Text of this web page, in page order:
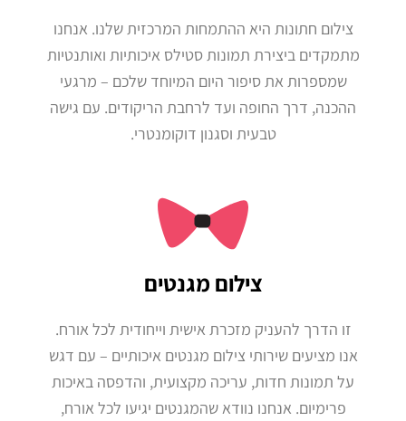
צילום חתונות היא ההתמחות המרכזית שלנו. אנחנו
מתמקדים ביצירת תמונות סטילס איכותיות ואותנטיות
שמספרות את סיפור היום המיוחד שלכם – מרגעי
ההכנה, דרך החופה ועד לרחבת הריקודים. עם גישה
טבעית וסגנון דוקומנטרי.
צילום מגנטים
זו הדרך להעניק מזכרת אישית וייחודית לכל אורח.
אנו מציעים שירותי צילום מגנטים איכותיים – עם דגש
על תמונות חדות, עריכה מקצועית, והדפסה באיכות
פרימיום. אנחנו נוודא שהמגנטים יגיעו לכל אורח,